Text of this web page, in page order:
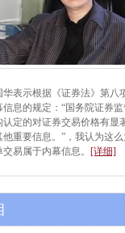
华表示根据《证券法》第八
信息的规定：“国务院证券
认定的对证券交易价格有显
他重要信息。”，我认为这
交易属于内幕信息。 [详细]